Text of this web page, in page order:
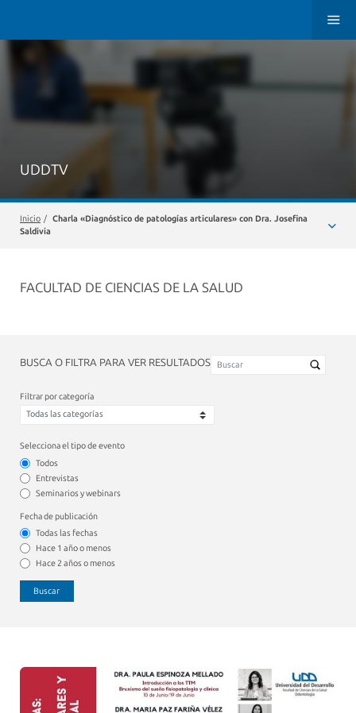
UDDTV
Inicio / Charla «Diagnóstico de patologías articulares» con Dra. Josefina
Saldivia
FACULTAD DE CIENCIAS DE LA SALUD
BUSCA O FILTRA PARA VER RESULTADOS
Filtrar por categoría
Selecciona el tipo de evento
Todos
Entrevistas
Seminarios y webinars
Fecha de publicación
Todas las fechas
Hace 1 año o menos
Hace 2 años o menos
Buscar